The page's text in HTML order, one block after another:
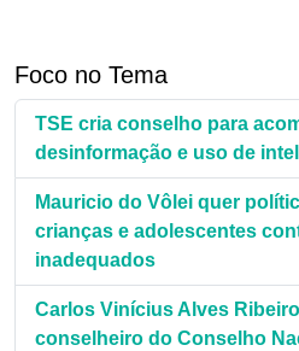
Foco no Tema
TSE cria conselho para
desinformação e uso de
Mauricio do Vôlei quer
crianças e adolescentes
inadequados
Carlos Vinícius Alves
conselheiro do Conselho